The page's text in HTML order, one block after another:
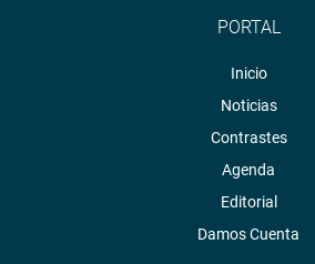
PORTAL
Inicio
Noticias
Contrastes
Agenda
Editorial
Damos Cuenta